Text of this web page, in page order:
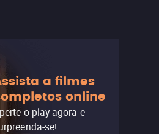
trabalho competente,
do roteiro.
a filmes
online
o play agora e
se!